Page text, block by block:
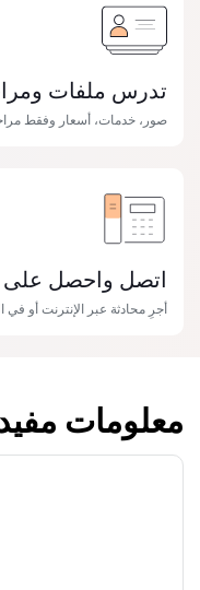
تدرس ملفات
صور، خدمات، أسعار وفقط
اتصل واحصل على
أجرِ محادثة عبر الإنترنت أو في
معلومات